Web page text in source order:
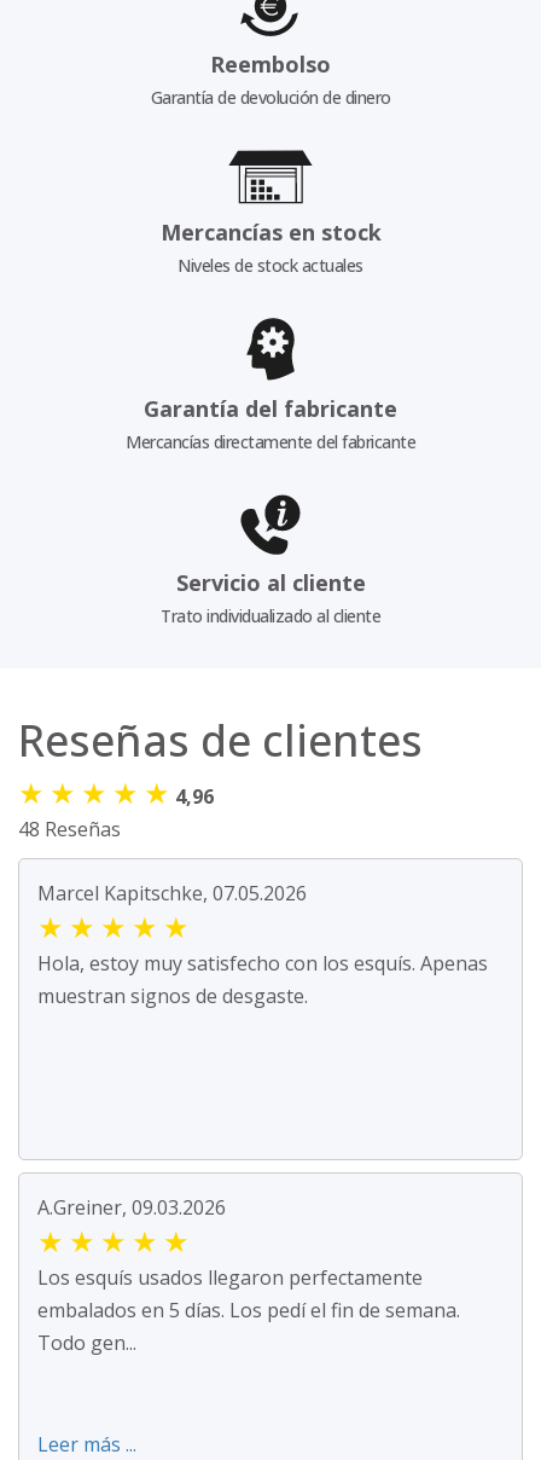
Reembolso
Garantía de devolución de dinero
Mercancías en stock
Niveles de stock actuales
Garantía del fabricante
Mercancías directamente del fabricante
Servicio al cliente
Trato individualizado al cliente
Reseñas de clientes
★ ★ ★ ★ ★ 4,96
48 Reseñas
Marcel Kapitschke, 07.05.2026
★ ★ ★ ★ ★
Hola, estoy muy satisfecho con los esquís. Apenas
muestran signos de desgaste.
A.Greiner, 09.03.2026
★ ★ ★ ★ ★
Los esquís usados llegaron perfectamente
embalados en 5 días. Los pedí el fin de semana.
Todo gen...
Leer más ...